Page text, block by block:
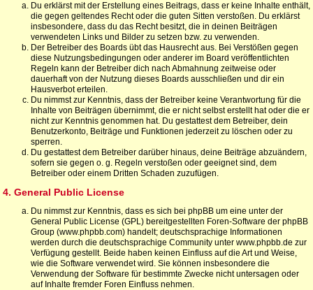
Du erklärst mit der Erstellung eines Beitrags, dass er keine Inhalte enthält,
die gegen geltendes Recht oder die guten Sitten verstoßen. Du erklärst
insbesondere, dass du das Recht besitzt, die in deinen Beiträgen
verwendeten Links und Bilder zu setzen bzw. zu verwenden.
Der Betreiber des Boards übt das Hausrecht aus. Bei Verstößen gegen
diese Nutzungsbedingungen oder anderer im Board veröffentlichten
Regeln kann der Betreiber dich nach Abmahnung zeitweise oder
dauerhaft von der Nutzung dieses Boards ausschließen und dir ein
Hausverbot erteilen.
Du nimmst zur Kenntnis, dass der Betreiber keine Verantwortung für die
Inhalte von Beiträgen übernimmt, die er nicht selbst erstellt hat oder die er
nicht zur Kenntnis genommen hat. Du gestattest dem Betreiber, dein
Benutzerkonto, Beiträge und Funktionen jederzeit zu löschen oder zu
sperren.
Du gestattest dem Betreiber darüber hinaus, deine Beiträge abzuändern,
sofern sie gegen o. g. Regeln verstoßen oder geeignet sind, dem
Betreiber oder einem Dritten Schaden zuzufügen.
4. General Public License
Du nimmst zur Kenntnis, dass es sich bei phpBB um eine unter der
General Public License (GPL) bereitgestellten Foren-Software der phpBB
Group (www.phpbb.com) handelt; deutschsprachige Informationen
werden durch die deutschsprachige Community unter www.phpbb.de zur
Verfügung gestellt. Beide haben keinen Einfluss auf die Art und Weise,
wie die Software verwendet wird. Sie können insbesondere die
Verwendung der Software für bestimmte Zwecke nicht untersagen oder
auf Inhalte fremder Foren Einfluss nehmen.